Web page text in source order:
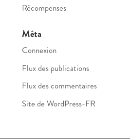
Récompenses
Méta
Connexion
Flux des publications
Flux des commentaires
Site de WordPress-FR